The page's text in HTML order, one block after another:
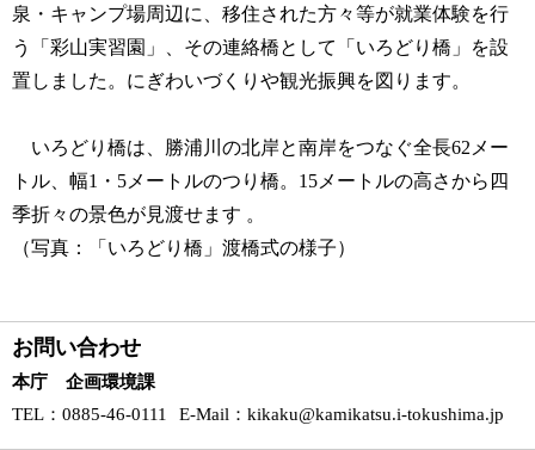
泉・キャンプ場周辺に、移住された方々等が就業体験を行
う「彩山実習園」、その連絡橋として「いろどり橋」を設
置しました。にぎわいづくりや観光振興を図ります。
いろどり橋は、勝浦川の北岸と南岸をつなぐ全長62メー
トル、幅1・5メートルのつり橋。15メートルの高さから四
季折々の景色が見渡せます 。
（写真：「いろどり橋」渡橋式の様子）
お問い合わせ
本庁 企画環境課
TEL ：0885-46-0111 E-Mail ： kikaku@kamikatsu.i-tokushima.jp